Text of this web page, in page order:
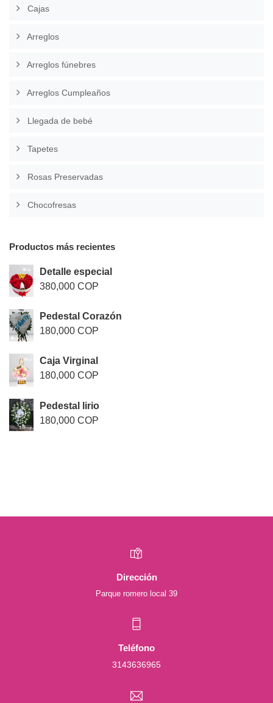
Cajas
Arreglos
Arreglos fúnebres
Arreglos Cumpleaños
Llegada de bebé
Tapetes
Rosas Preservadas
Chocofresas
Productos más recientes
Detalle especial
380,000 COP
Pedestal Corazón
180,000 COP
Caja Virginal
180,000 COP
Pedestal lirio
180,000 COP
Dirección
Parque romero local 39
Teléfono
3143636965